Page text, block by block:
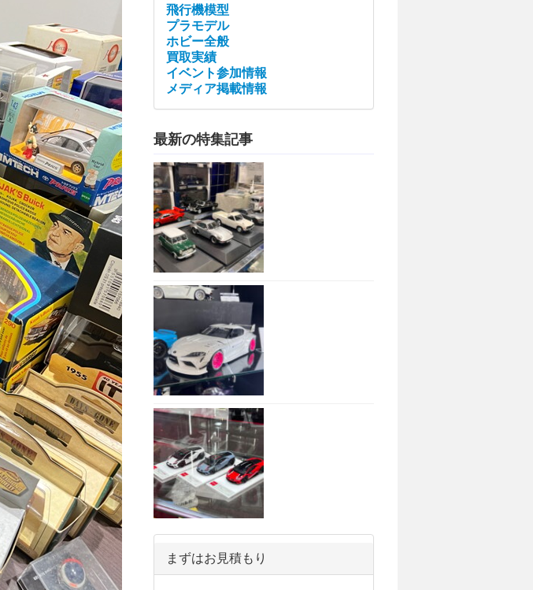
飛行機模型
プラモデル
ホビー全般
買取実績
イベント参加情報
メディア掲載情報
最新の特集記事
まずはお見積もり